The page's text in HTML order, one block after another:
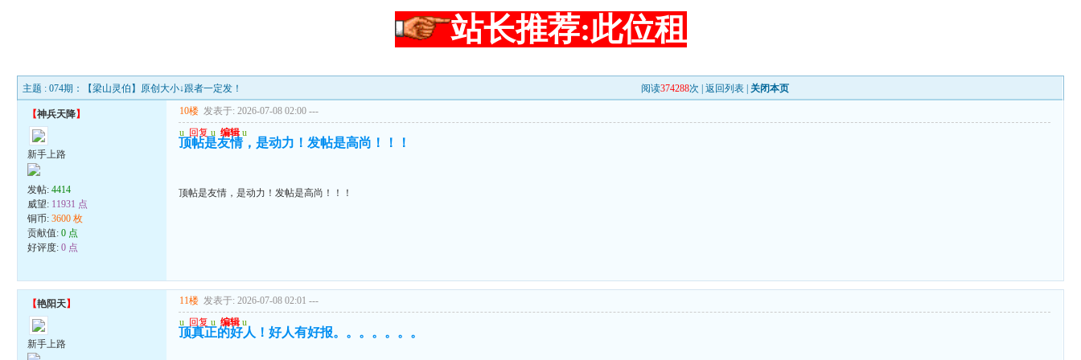
站长推荐:此位租
主题 : 074期：【梁山灵伯】原创大小↓跟者一定发！ 阅读374288次 |返回列表 关闭本页
【神兵天降】
新手上路
发帖:4414
威望: 11931 点
铜币:3600 枚
贡献值:0 点
好评度:0 点
10楼 发表于: 2026-07-08 02:00 ---
u 回复 u 编辑 u
顶帖是友情，是动力！发帖是高尚！！！
顶帖是友情，是动力！发帖是高尚！！！
【艳阳天】
新手上路
11楼 发表于: 2026-07-08 02:01 ---
u 回复 u 编辑 u
顶真正的好人！好人有好报。。。。。。。